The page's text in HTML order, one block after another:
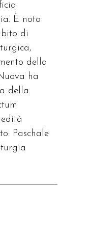
È noto
di
della
ha
della
Paschale